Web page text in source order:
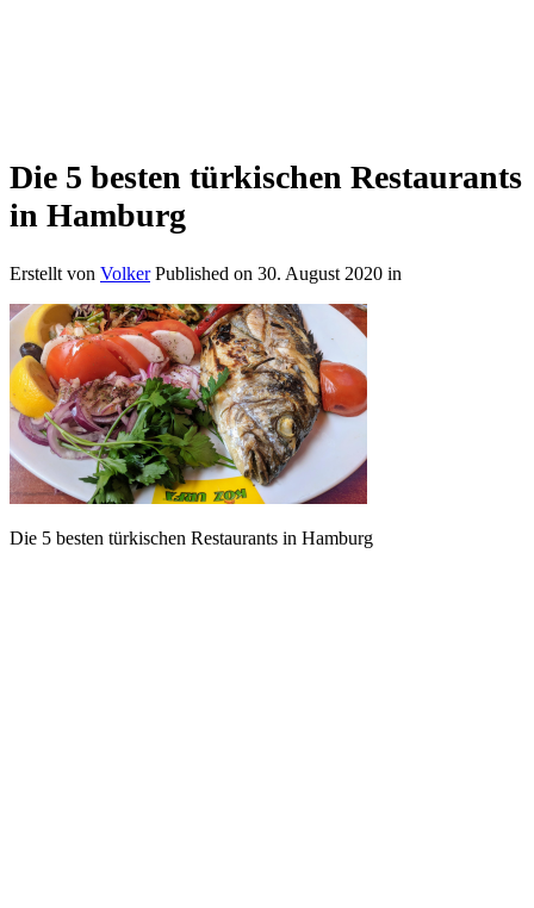
Die 5 besten türkischen Restaurants
in Hamburg
Erstellt von Volker Published on 30. August 2020 in
Die 5 besten türkischen Restaurants in Hamburg